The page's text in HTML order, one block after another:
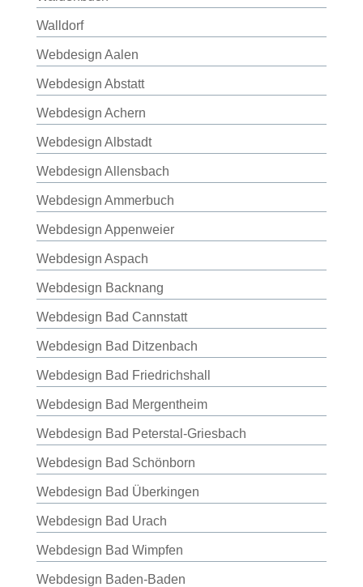
Walldorf
Webdesign Aalen
Webdesign Abstatt
Webdesign Achern
Webdesign Albstadt
Webdesign Allensbach
Webdesign Ammerbuch
Webdesign Appenweier
Webdesign Aspach
Webdesign Backnang
Webdesign Bad Cannstatt
Webdesign Bad Ditzenbach
Webdesign Bad Friedrichshall
Webdesign Bad Mergentheim
Webdesign Bad Peterstal-Griesbach
Webdesign Bad Schönborn
Webdesign Bad Überkingen
Webdesign Bad Urach
Webdesign Bad Wimpfen
Webdesign Baden-Baden